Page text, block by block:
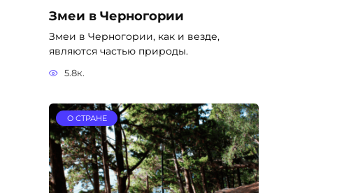
Змеи в Черногории
Змеи в Черногории, как и везде,
являются частью природы.
5.8к.
О СТРАНЕ